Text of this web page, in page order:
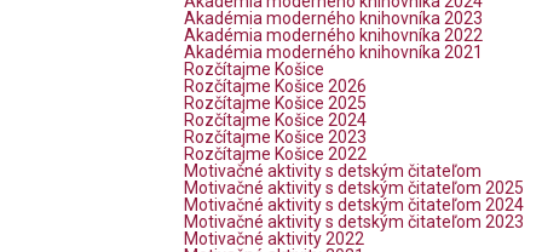
Akadémia moderného knihovníka 2023
Akadémia moderného knihovníka 2022
Akadémia moderného knihovníka 2021
Rozčítajme Košice
Rozčítajme Košice 2026
Rozčítajme Košice 2025
Rozčítajme Košice 2024
Rozčítajme Košice 2023
Rozčítajme Košice 2022
Motivačné aktivity s detským čitateľom
Motivačné aktivity s detským čitateľom 2025
Motivačné aktivity s detským čitateľom 2024
Motivačné aktivity s detským čitateľom 2023
Motivačné aktivity 2022